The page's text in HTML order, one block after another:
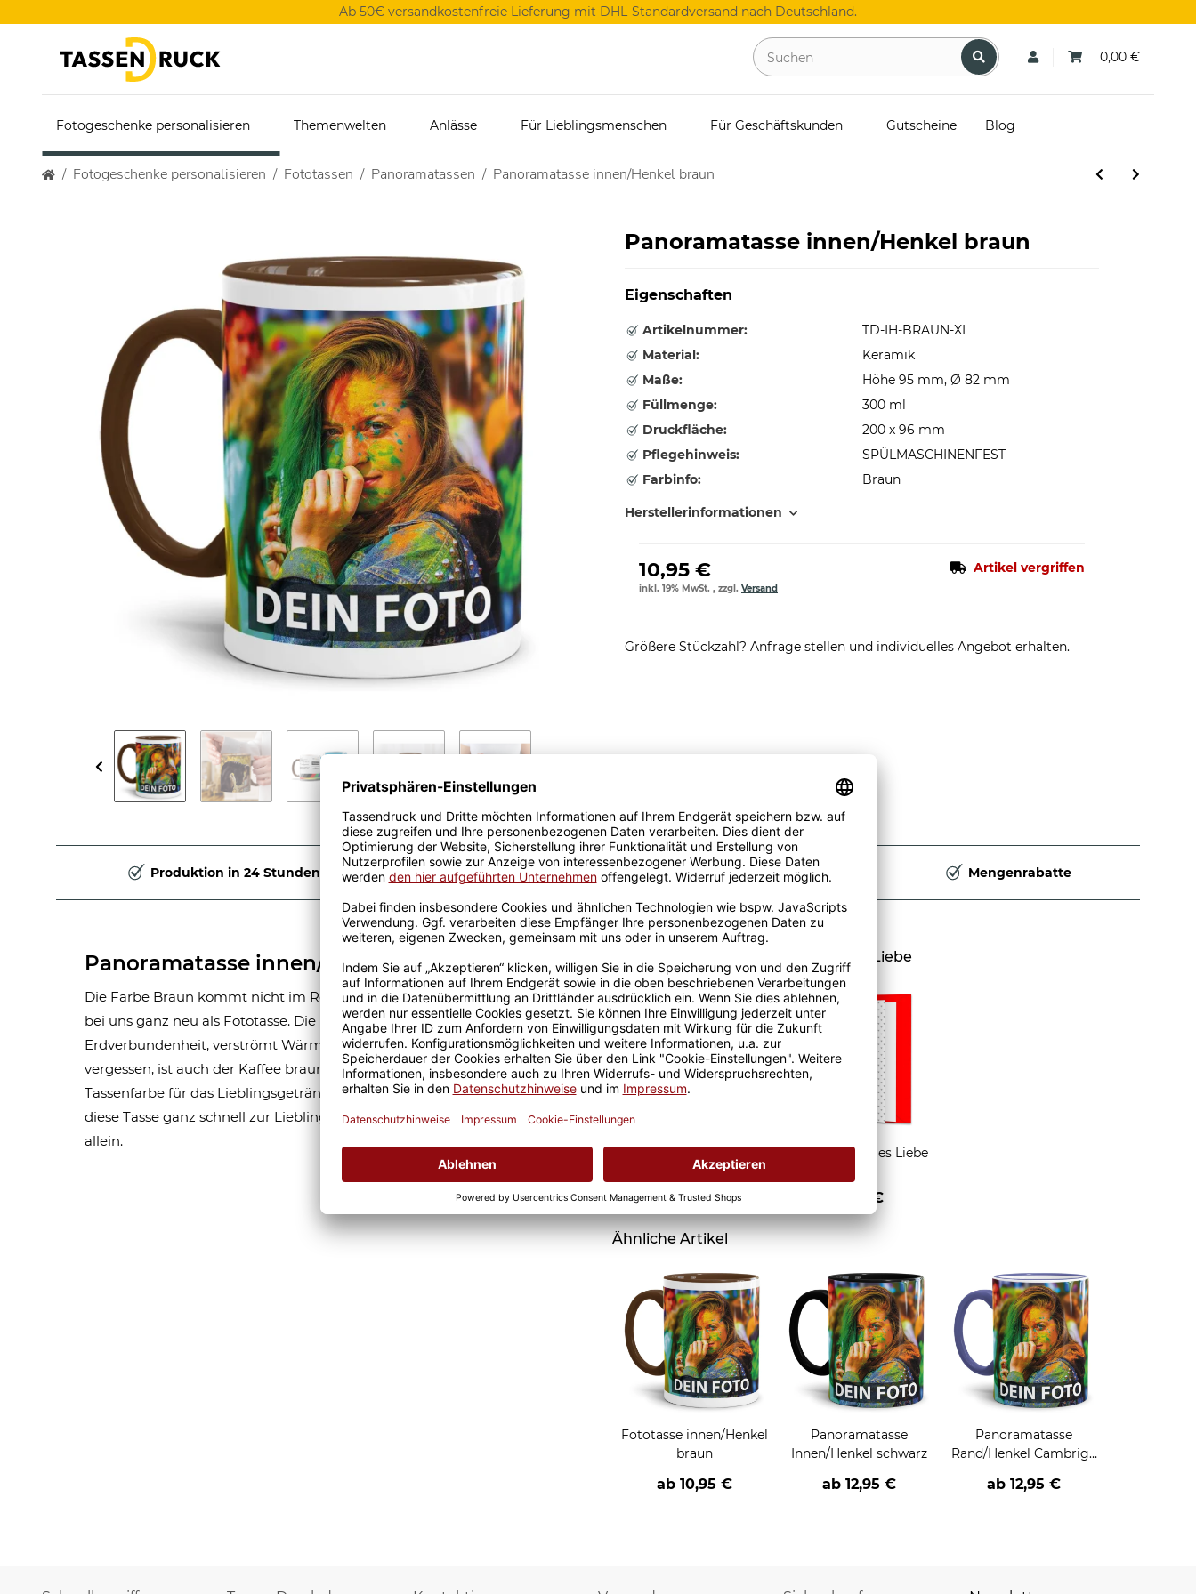
Ab 50€ versandkostenfreie Lieferung mit DHL-Standardversand nach Deutschland.
0,00 €
Fotogeschenke personalisieren Themenwelten Anlässe Für Lieblingsmenschen Für Geschäftskunden Gutscheine Blog
Fotogeschenke personalisieren Fototassen Panoramatassen Panoramatasse innen/Henkel braun
Panoramatasse innen/Henkel braun
Eigenschaften
Artikelnummer:
TD-IH-BRAUN-XL
Material:
Keramik
Maße:
Höhe 95 mm, Ø 82 mm
Füllmenge:
300 ml
Druckfläche:
200 x 96 mm
Pflegehinweis:
SPÜLMASCHINENFEST
Farbinfo:
Braun
Herstellerinformationen
10,95 € Artikel vergriffen
inkl. 19% MwSt. , zzgl. Versand
Größere Stückzahl? Anfrage stellen und individuelles Angebot erhalten.
Produktion in 24 Stunden Sicherer Kauf Auf Rechnung Produktion in Deutschland Mengenrabatte
Panoramatasse innen/Henkel braun
Die Farbe Braun kommt nicht im Regenbogen vor - aber dafür jetzt nur
bei uns ganz neu als Fototasse. Die Farbe Braun steht für
Erdverbundenheit, verströmt Wärme und Bodenständigkeit. Nicht zu
vergessen, ist auch der Kaffee braun und endlich gibt es die passende
Tassenfarbe für das Lieblingsgetränk. Mit der passenden Gestaltung, wird
diese Tasse ganz schnell zur Lieblingstasse und bleibt sicherlich nicht lange
allein.
Geschenkverpackungen und Karte Liebe
Grußkarte Alles Liebe
1,95 €
Ähnliche Artikel
Fototasse innen/Henkel
braun
ab10,95 €
Panoramatasse
Innen/Henkel schwarz
ab12,95 €
Panoramatasse
Rand/Henkel Cambrige
ab12,95 €